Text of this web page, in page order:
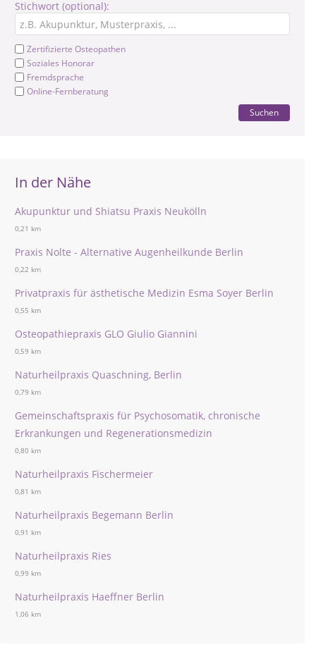
Stichwort (optional):
Zertifizierte Osteopathen
Soziales Honorar
Fremdsprache
Online-Fernberatung
Suchen
In der Nähe
Akupunktur und Shiatsu Praxis Neukölln
0,21 km
Praxis Nolte - Alternative Augenheilkunde Berlin
0,22 km
Privatpraxis für ästhetische Medizin Esma Soyer Berlin
0,55 km
Osteopathiepraxis GLO Giulio Giannini
0,59 km
Naturheilpraxis Quaschning, Berlin
0,79 km
Gemeinschaftspraxis für Psychosomatik, chronische
Erkrankungen und Regenerationsmedizin
0,80 km
Naturheilpraxis Fischermeier
0,81 km
Naturheilpraxis Begemann Berlin
0,91 km
Naturheilpraxis Ries
0,99 km
Naturheilpraxis Haeffner Berlin
1,06 km